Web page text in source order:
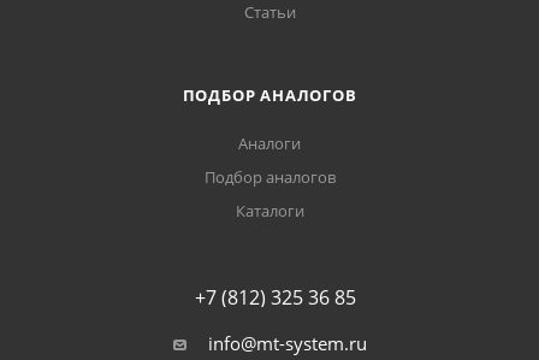
Статьи
ПОДБОР АНАЛОГОВ
Аналоги
Подбор аналогов
Каталоги
+7 (812) 325 36 85
info@mt-system.ru